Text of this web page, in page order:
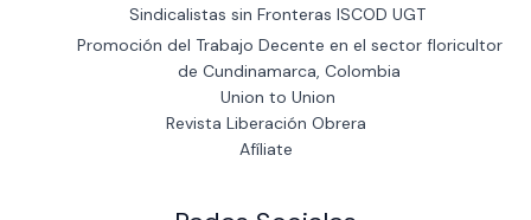
Sindicalistas sin Fronteras ISCOD UGT
Promoción del Trabajo Decente en el sector floricultor
de Cundinamarca, Colombia
Union to Union
Revista Liberación Obrera
Afíliate